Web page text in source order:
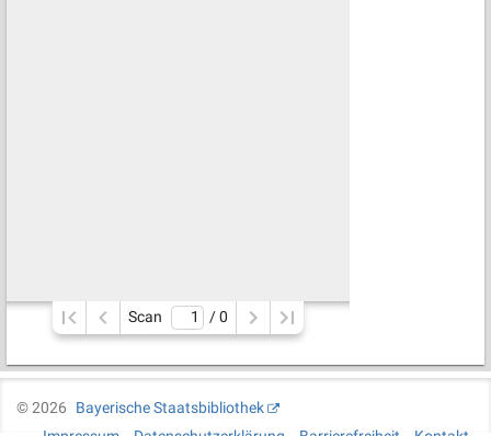
Scan / 0
©2026
Bayerische Staatsbibliothek